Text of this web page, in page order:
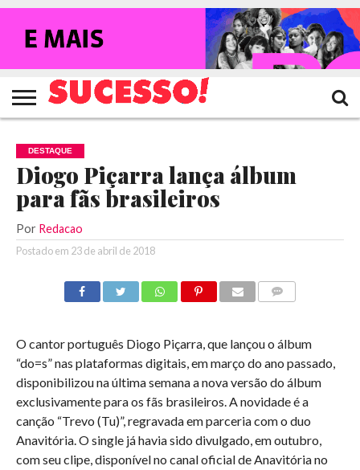
NOTÍCIAS
SHOWS
ENTREVISTAS
CLIQUES
RANKING
CROWLEY
TV
SUCESSO!
REVISTA
SUCESSO!
DESTAQUE
Diogo Piçarra lança álbum
para fãs brasileiros
Por Redacao
Postado em 23 de abril de 2018
O cantor português Diogo Piçarra, que lançou o álbum
“do=s” nas plataformas digitais, em março do ano passado,
disponibilizou na última semana a nova versão do álbum
exclusivamente para os fãs brasileiros. A novidade é a
canção “Trevo (Tu)”, regravada em parceria com o duo
Anavitória. O single já havia sido divulgado, em outubro,
com seu clipe, disponível no canal oficial de Anavitória no